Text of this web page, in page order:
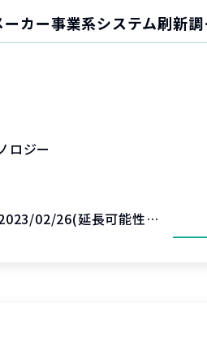
大手通信
ロジー
02/26(延長可能性あり)